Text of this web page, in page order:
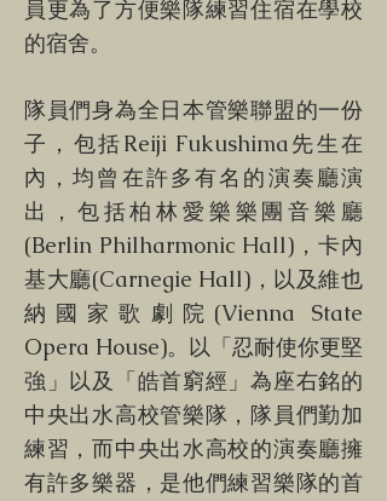
員更為了方便樂隊練習住宿在學校
的宿舍。
隊員們身為全日本管樂聯盟的一份
子，包括Reiji Fukushima先生在
內，均曾在許多有名的演奏廳演
出，包括柏林愛樂樂團音樂廳
(Berlin Philharmonic Hall)，卡內
基大廳(Carnegie Hall)，以及維也
納國家歌劇院(Vienna State
Opera House)。以「忍耐使你更堅
強」以及「皓首窮經」為座右銘的
中央出水高校管樂隊，隊員們勤加
練習，而中央出水高校的演奏廳擁
有許多樂器，是他們練習樂隊的首